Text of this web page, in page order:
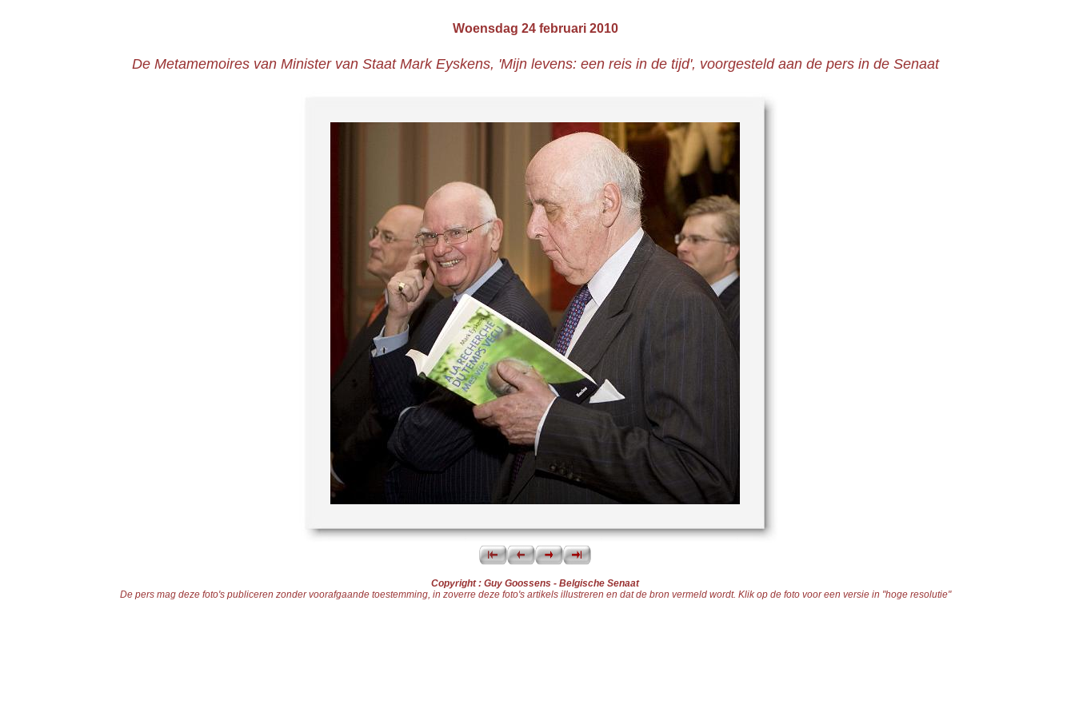
Woensdag 24 februari 2010
De Metamemoires van Minister van Staat Mark Eyskens, 'Mijn levens: een reis in de tijd', voorgesteld aan de pers in de Senaat
Copyright : Guy Goossens - Belgische Senaat
De pers mag deze foto's publiceren zonder voorafgaande toestemming, in zoverre deze foto's artikels illustreren en dat de bron vermeld wordt. Klik op de foto voor een versie in "hoge resolutie"